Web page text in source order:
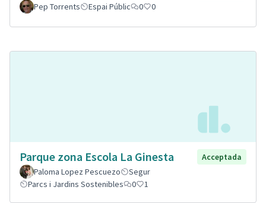
Pep Torrents
Espai Públic 0 0
Parque zona Escola La Ginesta
Acceptada
Paloma Lopez Pescuezo
Segur
Parcs i Jardins Sostenibles
0 1